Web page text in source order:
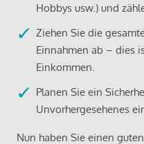
Hobbys usw.) und
Ziehen Sie die
Einnahmen ab – dies
Einkommen.
Planen Sie ein
Unvorhergesehenes
Nun haben Sie einen